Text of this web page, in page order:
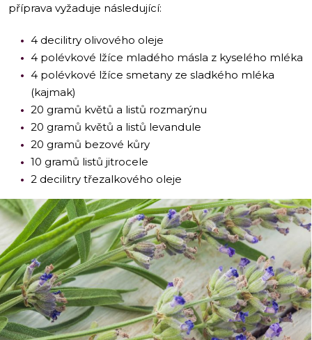
příprava vyžaduje následující:
4 decilitry olivového oleje
4 polévkové lžíce mladého másla z kyselého mléka
4 polévkové lžíce smetany ze sladkého mléka
(kajmak)
20 gramů květů a listů rozmarýnu
20 gramů květů a listů levandule
20 gramů bezové kůry
10 gramů listů jitrocele
2 decilitry třezalkového oleje